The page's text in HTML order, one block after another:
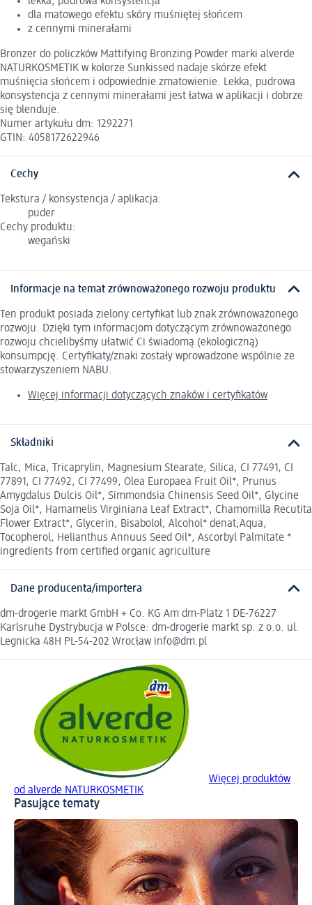
dla matowego efektu skóry muśniętej słońcem
z cennymi minerałami
Bronzer do policzków Mattifying Bronzing Powder marki alverde
NATURKOSMETIK w kolorze Sunkissed nadaje skórze efekt
muśnięcia słońcem i odpowiednie zmatowienie. Lekka, pudrowa
konsystencja z cennymi minerałami jest łatwa w aplikacji i dobrze
się blenduje.
Numer artykułu dm: 1292271
GTIN: 4058172622946
Cechy
Tekstura / konsystencja / aplikacja:
puder
Cechy produktu:
wegański
Informacje na temat zrównoważonego rozwoju produktu
Ten produkt posiada zielony certyfikat lub znak zrównoważonego
rozwoju. Dzięki tym informacjom dotyczącym zrównoważonego
rozwoju chcielibyśmy ułatwić Ci świadomą (ekologiczną)
konsumpcję. Certyfikaty/znaki zostały wprowadzone wspólnie ze
stowarzyszeniem NABU.
Więcej informacji dotyczących znaków i certyfikatów
Składniki
Talc, Mica, Tricaprylin, Magnesium Stearate, Silica, CI 77491, CI
77891, CI 77492, CI 77499, Olea Europaea Fruit Oil*, Prunus
Amygdalus Dulcis Oil*, Simmondsia Chinensis Seed Oil*, Glycine
Soja Oil*, Hamamelis Virginiana Leaf Extract*, Chamomilla Recutita
Flower Extract*, Glycerin, Bisabolol, Alcohol* denat;Aqua,
Tocopherol, Helianthus Annuus Seed Oil*, Ascorbyl Palmitate *
ingredients from certified organic agriculture
Dane producenta/importera
dm-drogerie markt GmbH + Co. KG Am dm-Platz 1 DE-76227
Karlsruhe Dystrybucja w Polsce: dm-drogerie markt sp. z o.o. ul.
Legnicka 48H PL-54-202 Wrocław info@dm.pl
Więcej produktów
od alverde NATURKOSMETIK
Pasujące tematy